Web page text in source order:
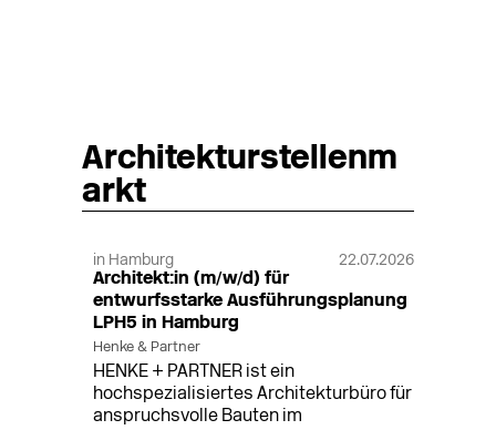
Architekturstellenm
arkt
in Hamburg 22.07.2026
Architekt:in (m/w/d) für
entwurfsstarke Ausführungsplanung
LPH5 in Hamburg
Henke & Partner
HENKE + PARTNER ist ein
hochspezialisiertes Architekturbüro für
anspruchsvolle Bauten im